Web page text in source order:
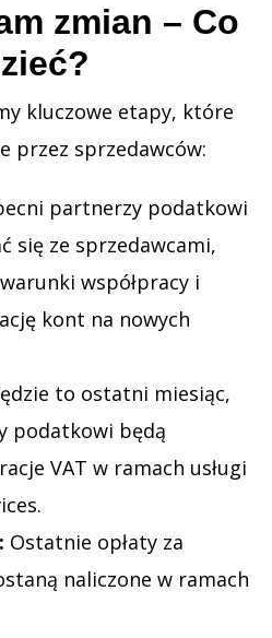
zmian – Co
kluczowe etapy, które
przez sprzedawców:
partnerzy podatkowi
się ze sprzedawcami,
współpracy i
kont na nowych
to ostatni miesiąc,
podatkowi będą
VAT w ramach usługi
Ostatnie opłaty za
naliczone w ramach